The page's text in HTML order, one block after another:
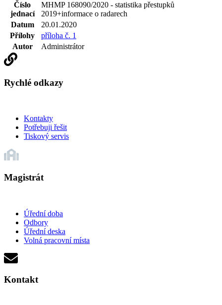
Číslo
jednací
MHMP 168090/2020 - statistika přestupků
2019+informace o radarech
Datum
20.01.2020
Přílohy
příloha č. 1
Autor
Administrátor
Rychlé odkazy
Kontakty
Potřebuji řešit
Tiskový servis
Magistrát
Úřední doba
Odbory
Úřední deska
Volná pracovní místa
Kontakt